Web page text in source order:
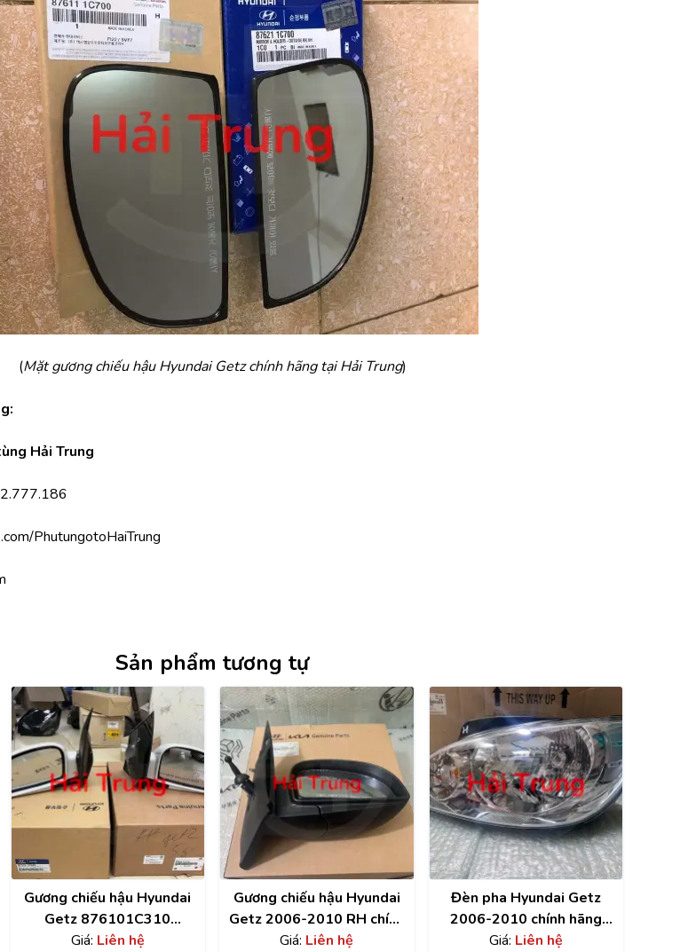
(Mặt gương chiếu hậu Hyundai Getz chính hãng tại Hải Trung)
Hải Trung
PhutungotoHaiTrung
Sản phẩm tương tự
Gương chiếu hậu Hyundai
Getz 876101C310
876101C040
Giá: Liên hệ
Gương chiếu hậu Hyundai
Getz 2006-2010 RH chính
hãng 876201C030CA
Giá: Liên hệ
Đèn pha Hyundai Getz
2006-2010 chính hãng
921011C501 ,
Giá: Liên hệ